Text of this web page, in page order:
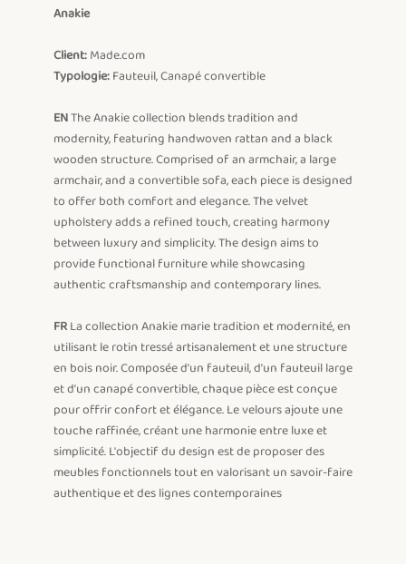
Anakie
Client:
Made.com
Typologie: Fauteuil, Canapé convertible
EN The Anakie collection blends tradition and
modernity, featuring handwoven rattan and a black
wooden structure. Comprised of an armchair, a large
armchair, and a convertible sofa, each piece is designed
to offer both comfort and elegance. The velvet
upholstery adds a refined touch, creating harmony
between luxury and simplicity. The design aims to
provide functional furniture while showcasing
authentic craftsmanship and contemporary lines.
FR La collection Anakie marie tradition et modernité, en
utilisant le rotin tressé artisanalement et une structure
en bois noir. Composée d’un fauteuil, d’un fauteuil large
et d’un canapé convertible, chaque pièce est conçue
pour offrir confort et élégance. Le velours ajoute une
touche raffinée, créant une harmonie entre luxe et
simplicité. L'objectif du design est de proposer des
meubles fonctionnels tout en valorisant un savoir-faire
authentique et des lignes contemporaines